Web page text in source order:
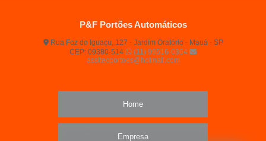
P&F Portões Automáticos
Rua Foz do Iguaçu, 127 - Jardim Oratório - Mauá - SP
CEP: 09380-514
(11) 99516-0364
assitecportoes@hotmail.com
Home
Empresa